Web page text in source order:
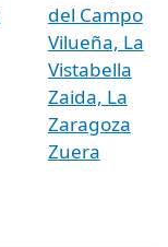
del Campo
Vilueña, La
Vistabella
Zaida, La
Zaragoza
Zuera